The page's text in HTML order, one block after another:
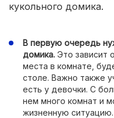
кукольного домика.
В первую очередь
домика. Это зависит
места в комнате,
столе. Важно также
есть у девочки. С
нем много комнат и
жизненную